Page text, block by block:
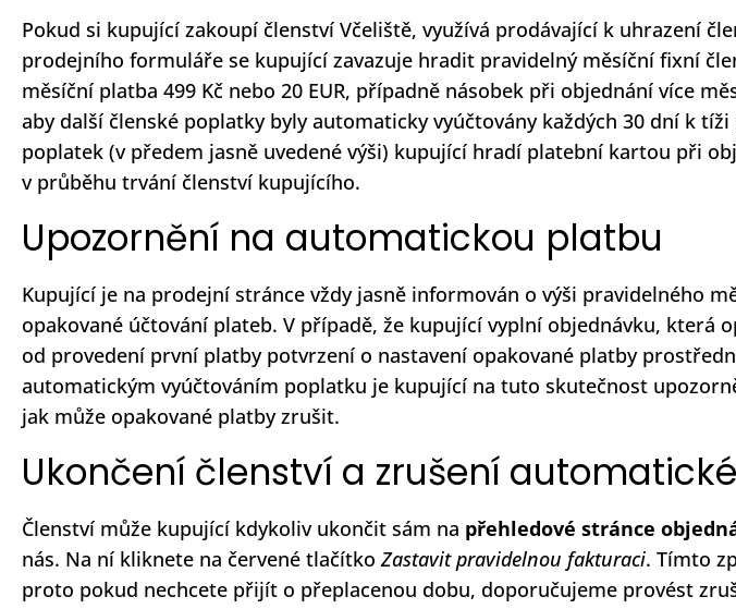
Pokud si kupující zakoupí členství Včeliště, využívá prodávající k uhrazení
prodejního formuláře se kupující zavazuje hradit pravidelný měsíční fixní
měsíční platba 499 Kč nebo 20 EUR, případně násobek při objednání více
aby další členské poplatky byly automaticky vyúčtovány každých 30 dní k
poplatek (v předem jasně uvedené výši) kupující hradí platební kartou při
v průběhu trvání členství kupujícího.
Upozornění na automatickou platbu
Kupující je na prodejní stránce vždy jasně informován o výši pravidelného
opakované účtování plateb. V případě, že kupující vyplní objednávku,
od provedení první platby potvrzení o nastavení opakované platby
automatickým vyúčtováním poplatku je kupující na tuto skutečnost
jak může opakované platby zrušit.
Ukončení členství a zrušení
Členství může kupující kdykoliv ukončit sám na přehledové stránce
nás. Na ní kliknete na červené tlačítkoZastavit pravidelnou fakturaci. Tímto
proto pokud nechcete přijít o přeplacenou dobu, doporučujeme provést